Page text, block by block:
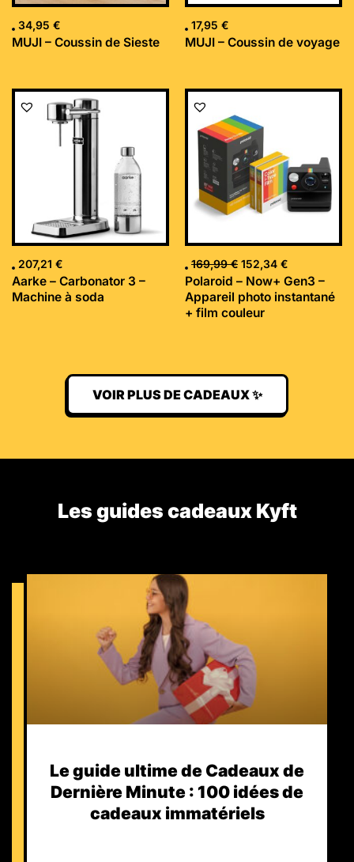
34,95 €
MUJI – Coussin de Sieste
17,95 €
MUJI – Coussin de voyage
207,21 €
Aarke – Carbonator 3 –
Machine à soda
169,99€
Le
initial
était :
169,99 €.
152,34 €
Le
Polaroid – Now+ Gen3 –
Appareil photo instantané
+ film couleur
VOIR PLUS DE CADEAUX ✨
Les guides cadeaux Kyft​
Le guide ultime de Cadeaux de
Dernière Minute : 100 idées de
cadeaux immatériels